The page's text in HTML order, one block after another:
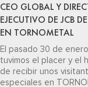
CEO GLOBAL Y
EJECUTIVO DE JCB
EN TORNOMETAL
El pasado 30 de enero
tuvimos el placer y el
de recibir unos
especiales en